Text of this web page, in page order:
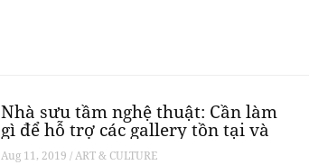
Nhà sưu tầm nghệ thuật: Cần làm
gì để hỗ trợ các gallery tồn tại và
phát triển? – Phần 1
Aug 11, 2019 / ART & CULTURE